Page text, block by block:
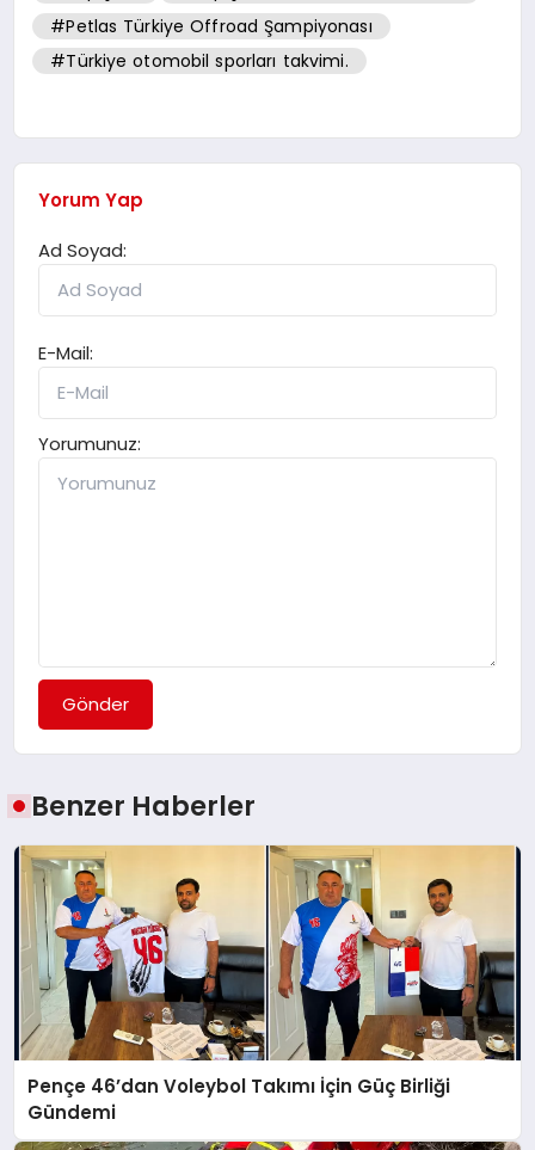
#Petlas Türkiye Offroad Şampiyonası
#Türkiye otomobil sporları takvimi.
Yorum Yap
Ad Soyad:
E-Mail:
Yorumunuz:
Gönder
Benzer Haberler
Pençe 46’dan Voleybol Takımı İçin Güç Birliği
Gündemi